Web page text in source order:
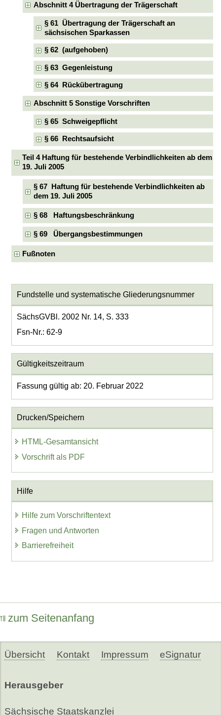
Abschnitt 4 Übertragung der Trägerschaft
§ 61 Übertragung der Trägerschaft an
sächsischen Sparkassen
§ 62 (aufgehoben)
§ 63 Gegenleistung
§ 64 Rückübertragung
Abschnitt 5 Sonstige Vorschriften
§ 65 Schweigepflicht
§ 66 Rechtsaufsicht
Teil 4 Haftung für bestehende Verbindlichkeiten ab dem
19. Juli 2005
§ 67 Haftung für bestehende Verbindlichkeiten ab
dem 19. Juli 2005
§ 68 Haftungsbeschränkung
§ 69 Übergangsbestimmungen
Fußnoten
Fundstelle und systematische Gliederungsnummer
SächsGVBl. 2002 Nr. 14, S. 333
Fsn-Nr.: 62-9
Gültigkeitszeitraum
Fassung gültig ab: 20. Februar 2022
Drucken/Speichern
HTML-Gesamtansicht
Vorschrift als PDF
Hilfe
Hilfe zum Vorschriftentext
Fragen und Antworten
Barrierefreiheit
zum Seitenanfang
Übersicht Kontakt Impressum eSignatur
Herausgeber
Sächsische Staatskanzlei